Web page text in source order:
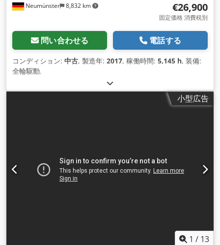
Neumünster 8,832 km €26,900
固定価格 消費税別
問い合わせる 電話する
コンディション: 中古, 製造年: 2017, 稼働時間: 5,145 h, 装備:
全輪駆動,
小型広告
1 / 13